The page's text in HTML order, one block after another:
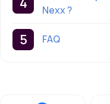
Nexx ?
FAQ